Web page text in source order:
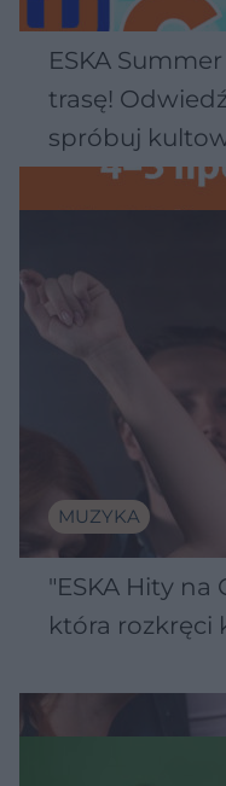
ESKA
trasę!
spróbuj
Wawelu
MUZYKA
"ESKA Hity na
która rozkręci